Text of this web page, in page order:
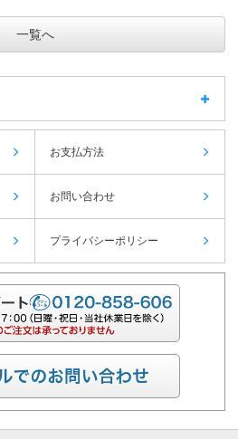
一覧へ
お支払方法
お問い合わせ
プライバシーポリシー